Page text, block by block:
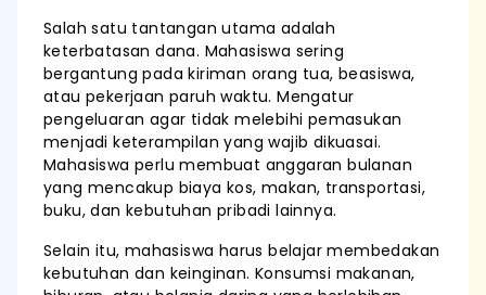
Salah satu tantangan utama adalah
keterbatasan dana. Mahasiswa sering
bergantung pada kiriman orang tua, beasiswa,
atau pekerjaan paruh waktu. Mengatur
pengeluaran agar tidak melebihi pemasukan
menjadi keterampilan yang wajib dikuasai.
Mahasiswa perlu membuat anggaran bulanan
yang mencakup biaya kos, makan, transportasi,
buku, dan kebutuhan pribadi lainnya.
Selain itu, mahasiswa harus belajar membedakan
kebutuhan dan keinginan. Konsumsi makanan,